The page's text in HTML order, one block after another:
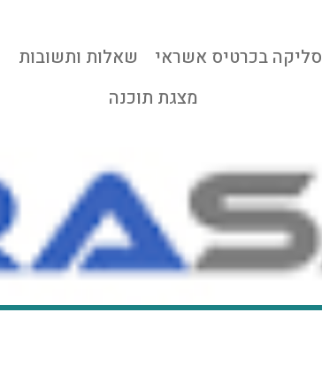
סליקה בכרטיס אשראי שאלות ותשובות
מצגת תוכנה